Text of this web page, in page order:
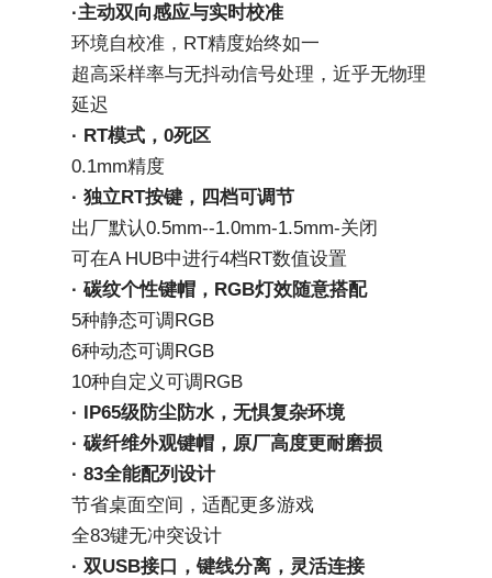
·主动双向感应与实时校准
环境自校准，RT精度始终如一
超高采样率与无抖动信号处理，近乎无物理
延迟
· RT模式，0死区
0.1mm精度
· 独立RT按键，四档可调节
出厂默认0.5mm--1.0mm-1.5mm-关闭
可在A HUB中进行4档RT数值设置
· 碳纹个性键帽，RGB灯效随意搭配
5种静态可调RGB
6种动态可调RGB
10种自定义可调RGB
· IP65级防尘防水，无惧复杂环境
· 碳纤维外观键帽，原厂高度更耐磨损
· 83全能配列设计
节省桌面空间，适配更多游戏
全83键无冲突设计
· 双USB接口，键线分离，灵活连接